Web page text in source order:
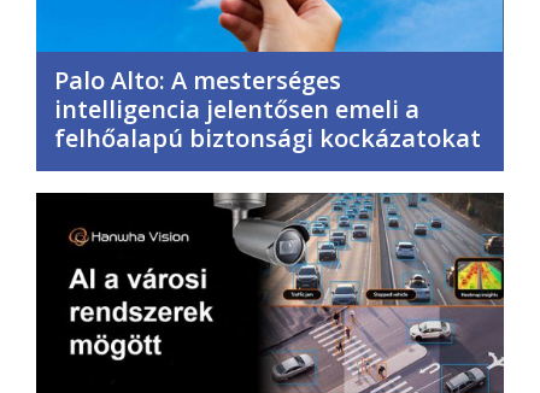
Palo Alto: A mesterséges
intelligencia jelentősen emeli a
felhőalapú biztonsági kockázatokat